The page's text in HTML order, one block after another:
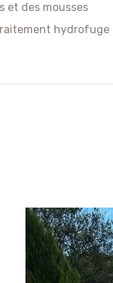
et des mousses
hydrofuge